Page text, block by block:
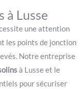
à Lusse
une attention
les points de jonction
Notre entreprise
à Lusse et le
pour sécuriser